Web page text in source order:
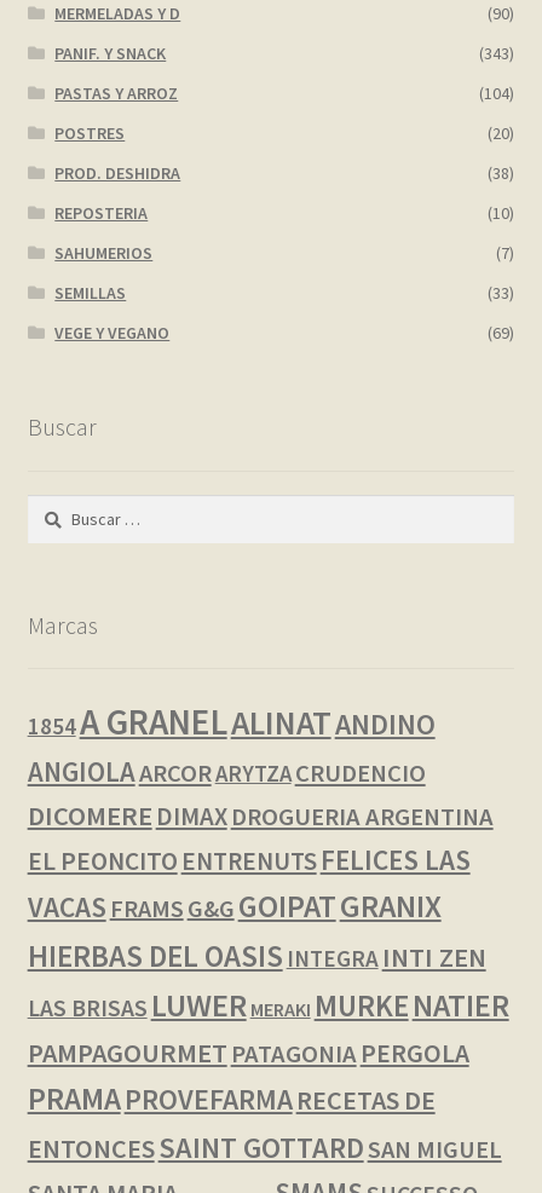
MERMELADAS Y D
(90)
PANIF. Y SNACK
(343)
PASTAS Y ARROZ
(104)
POSTRES
(20)
PROD. DESHIDRA
(38)
REPOSTERIA
(10)
SAHUMERIOS
(7)
SEMILLAS
(33)
VEGE Y VEGANO
(69)
Buscar
Buscar:
Marcas
1854A GRANELALINATANDINO
ANGIOLAARCORARYTZACRUDENCIO
DICOMERE DIMAX DROGUERIA ARGENTINA
EL PEONCITO ENTRENUTSFELICES LAS
VACAS FRAMS G&G GOIPATGRANIX
HIERBAS DEL OASIS INTEGRA INTI ZEN
LAS BRISAS LUWER MERAKI MURKENATIER
PAMPAGOURMET PATAGONIA PERGOLA
PRAMAPROVEFARMARECETAS DE
ENTONCESSAINT GOTTARDSAN MIGUEL